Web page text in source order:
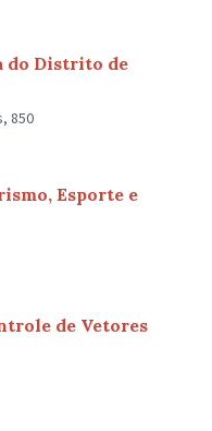
do Distrito de
850
Esporte e
de Vetores